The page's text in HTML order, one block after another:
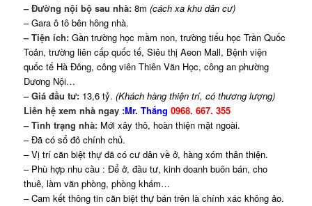
– Đường nội bộ sau nhà:8m (cách xa khu dân cư)
– Gara ô tô bên hông nhà.
– Tiện ích:Gần trường học mầm non, trường tiểu học Trần Quốc
Toản, trường liên cấp quốc tế, Siêu thị Aeon Mall, Bệnh viện
quốc tế Hà Đông, công viên Thiên Văn Học, công an phường
Dương Nội…
– Giá đầu tư:13,6 tỷ. (Khách hàng thiện trí, có thương lượng)
Liên hệ xem nhà ngay :Mr. Thắng 0968. 667. 355
– Tình trạng nhà:Mới xây thô, hoàn thiện mặt ngoài.
– Đã có sổ đỏ chính chủ.
– Vị trí căn biệt thự đã có cư dân về ở, hàng xóm thân thiện.
– Phù hợp nhu cầu : Để ở, đầu tư, kinh doanh buôn bán, cho
thuê, làm văn phòng, phòng khám…
– Cam kết thông tin căn biệt thự bán trên là chính xác không ảo.